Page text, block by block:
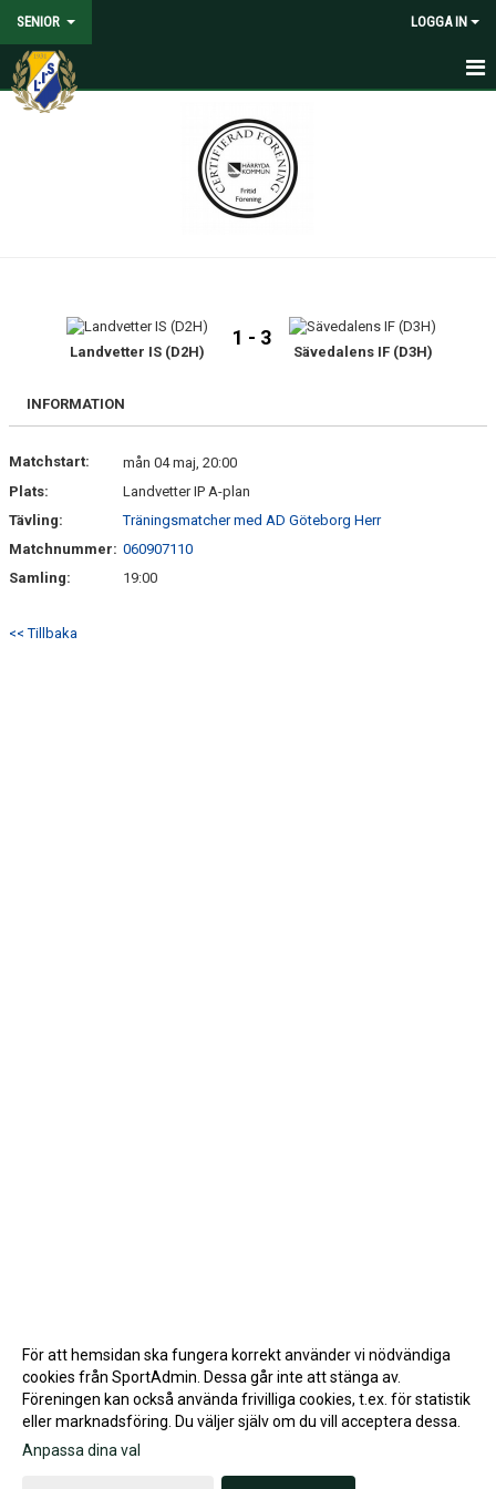
SENIOR LOGGA IN
HEM
DOKUMENT
Landvetter IS (D2H)
1 - 3
Sävedalens IF (D3H)
INFORMATION
Matchstart:
mån 04 maj, 20:00
Plats:
Landvetter IP A-plan
Tävling:
Träningsmatcher med AD Göteborg Herr
Matchnummer: 060907110
Samling:
19:00
<< Tillbaka
Gå till Webbversion
För att hemsidan ska fungera korrekt använder vi nödvändiga
cookies från SportAdmin. Dessa går inte att stänga av.
Föreningen kan också använda frivilliga cookies, t.ex. för statistik
eller marknadsföring. Du väljer själv om du vill acceptera dessa.
Anpassa dina val